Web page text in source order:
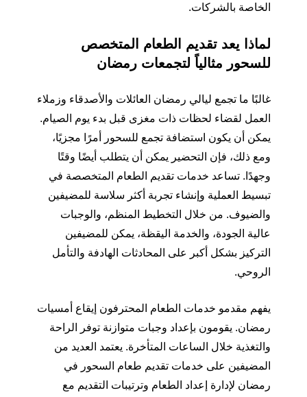
الخاصة بالشركات.
لماذا يعد تقديم الطعام المتخصص
للسحور مثالياً لتجمعات رمضان
غالبًا ما تجمع ليالي رمضان العائلات والأصدقاء وزملاء
العمل لقضاء لحظات ذات مغزى قبل بدء يوم الصيام.
يمكن أن يكون استضافة تجمع للسحور أمرًا مجزيًا،
ومع ذلك، فإن التحضير يمكن أن يتطلب أيضًا وقتًا
وجهدًا. تساعد خدمات تقديم الطعام المتخصصة في
تبسيط العملية وإنشاء تجربة أكثر سلاسة للمضيفين
والضيوف. من خلال التخطيط المنظم، والوجبات
عالية الجودة، والخدمة اليقظة، يمكن للمضيفين
التركيز بشكل أكبر على المحادثات الهادفة والتأمل
الروحي.
يفهم مقدمو خدمات الطعام المحترفون إيقاع أمسيات
رمضان. يقومون بإعداد وجبات متوازنة توفر الراحة
والتغذية خلال الساعات المتأخرة. يعتمد العديد من
المضيفين على خدمات تقديم طعام السحور في
رمضان لإدارة إعداد الطعام وترتيبات التقديم مع